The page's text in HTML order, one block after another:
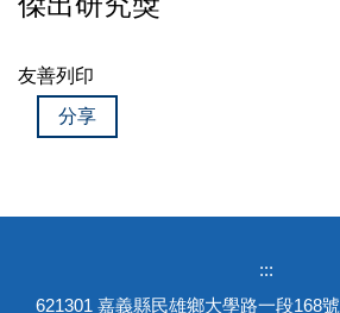
友善列印
分享
:::
621301 嘉義縣民雄鄉大學路一段168